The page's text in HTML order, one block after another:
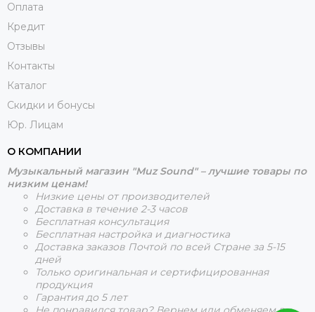
Оплата
Кредит
Отзывы
Контакты
Каталог
Скидки и бонусы
Юр. Лицам
О КОМПАНИИ
Музыкальный магазин "Muz Sound" – лучшие товары по
низким ценам!
Низкие цены от производителей
Доставка в течение 2-3 часов
Бесплатная консультация
Бесплатная настройка и диагностика
Доставка заказов Почтой по всей Стране за 5-15
дней
Только оригинальная и сертифицированная
продукция
Гарантия до 5 лет